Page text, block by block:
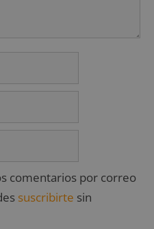
comentarios por correo
suscribirte sin